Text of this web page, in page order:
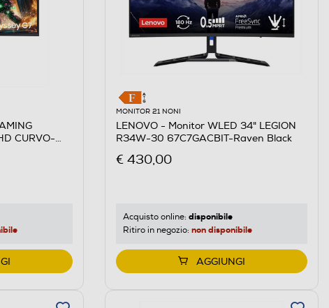
CURVO-
MONITOR 21 NONI
LENOVO - Monitor WLED 34" LEGION
R34W-30 67C7GACBIT-Raven Black
€ 430,00
Acquisto online: disponibile
Ritiro in negozio: non disponibile
AGGIUNGI